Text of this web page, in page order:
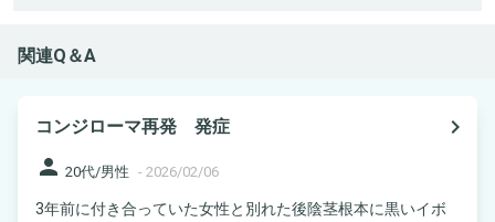
関連Q＆A
コンジローマ再発 発症
navigate_next
person 20代/男性 - 2026/02/06
3年前に付き合っていた女性と別れた後陰茎根本に黒いイボ